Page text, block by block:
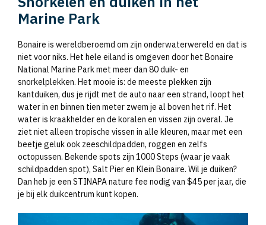
Marine Park
Bonaire is wereldberoemd om zijn onderwaterwereld en dat is
niet voor niks. Het hele eiland is omgeven door het Bonaire
National Marine Park met meer dan 80 duik- en
snorkelplekken. Het mooie is: de meeste plekken zijn
kantduiken, dus je rijdt met de auto naar een strand, loopt het
water in en binnen tien meter zwem je al boven het rif. Het
water is kraakhelder en de koralen en vissen zijn overal. Je
ziet niet alleen tropische vissen in alle kleuren, maar met een
beetje geluk ook zeeschildpadden, roggen en zelfs
octopussen. Bekende spots zijn 1000 Steps (waar je vaak
schildpadden spot), Salt Pier en Klein Bonaire. Wil je duiken?
Dan heb je een STINAPA nature fee nodig van $45 per jaar, die
je bij elk duikcentrum kunt kopen.